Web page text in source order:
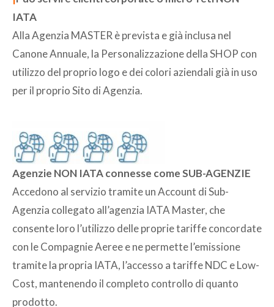
IATA
Alla Agenzia MASTER è prevista e già inclusa nel
Canone Annuale, la Personalizzazione della SHOP con
utilizzo del proprio logo e dei colori aziendali già in uso
per il proprio Sito di Agenzia.
Agenzie NON IATA connesse come SUB-AGENZIE
Accedono al servizio tramite un Account di Sub-
Agenzia collegato all’agenzia IATA Master, che
consente loro l’utilizzo delle proprie tariffe concordate
con le Compagnie Aeree e ne permette l’emissione
tramite la propria IATA, l’accesso a tariffe NDC e Low-
Cost, mantenendo il completo controllo di quanto
prodotto.